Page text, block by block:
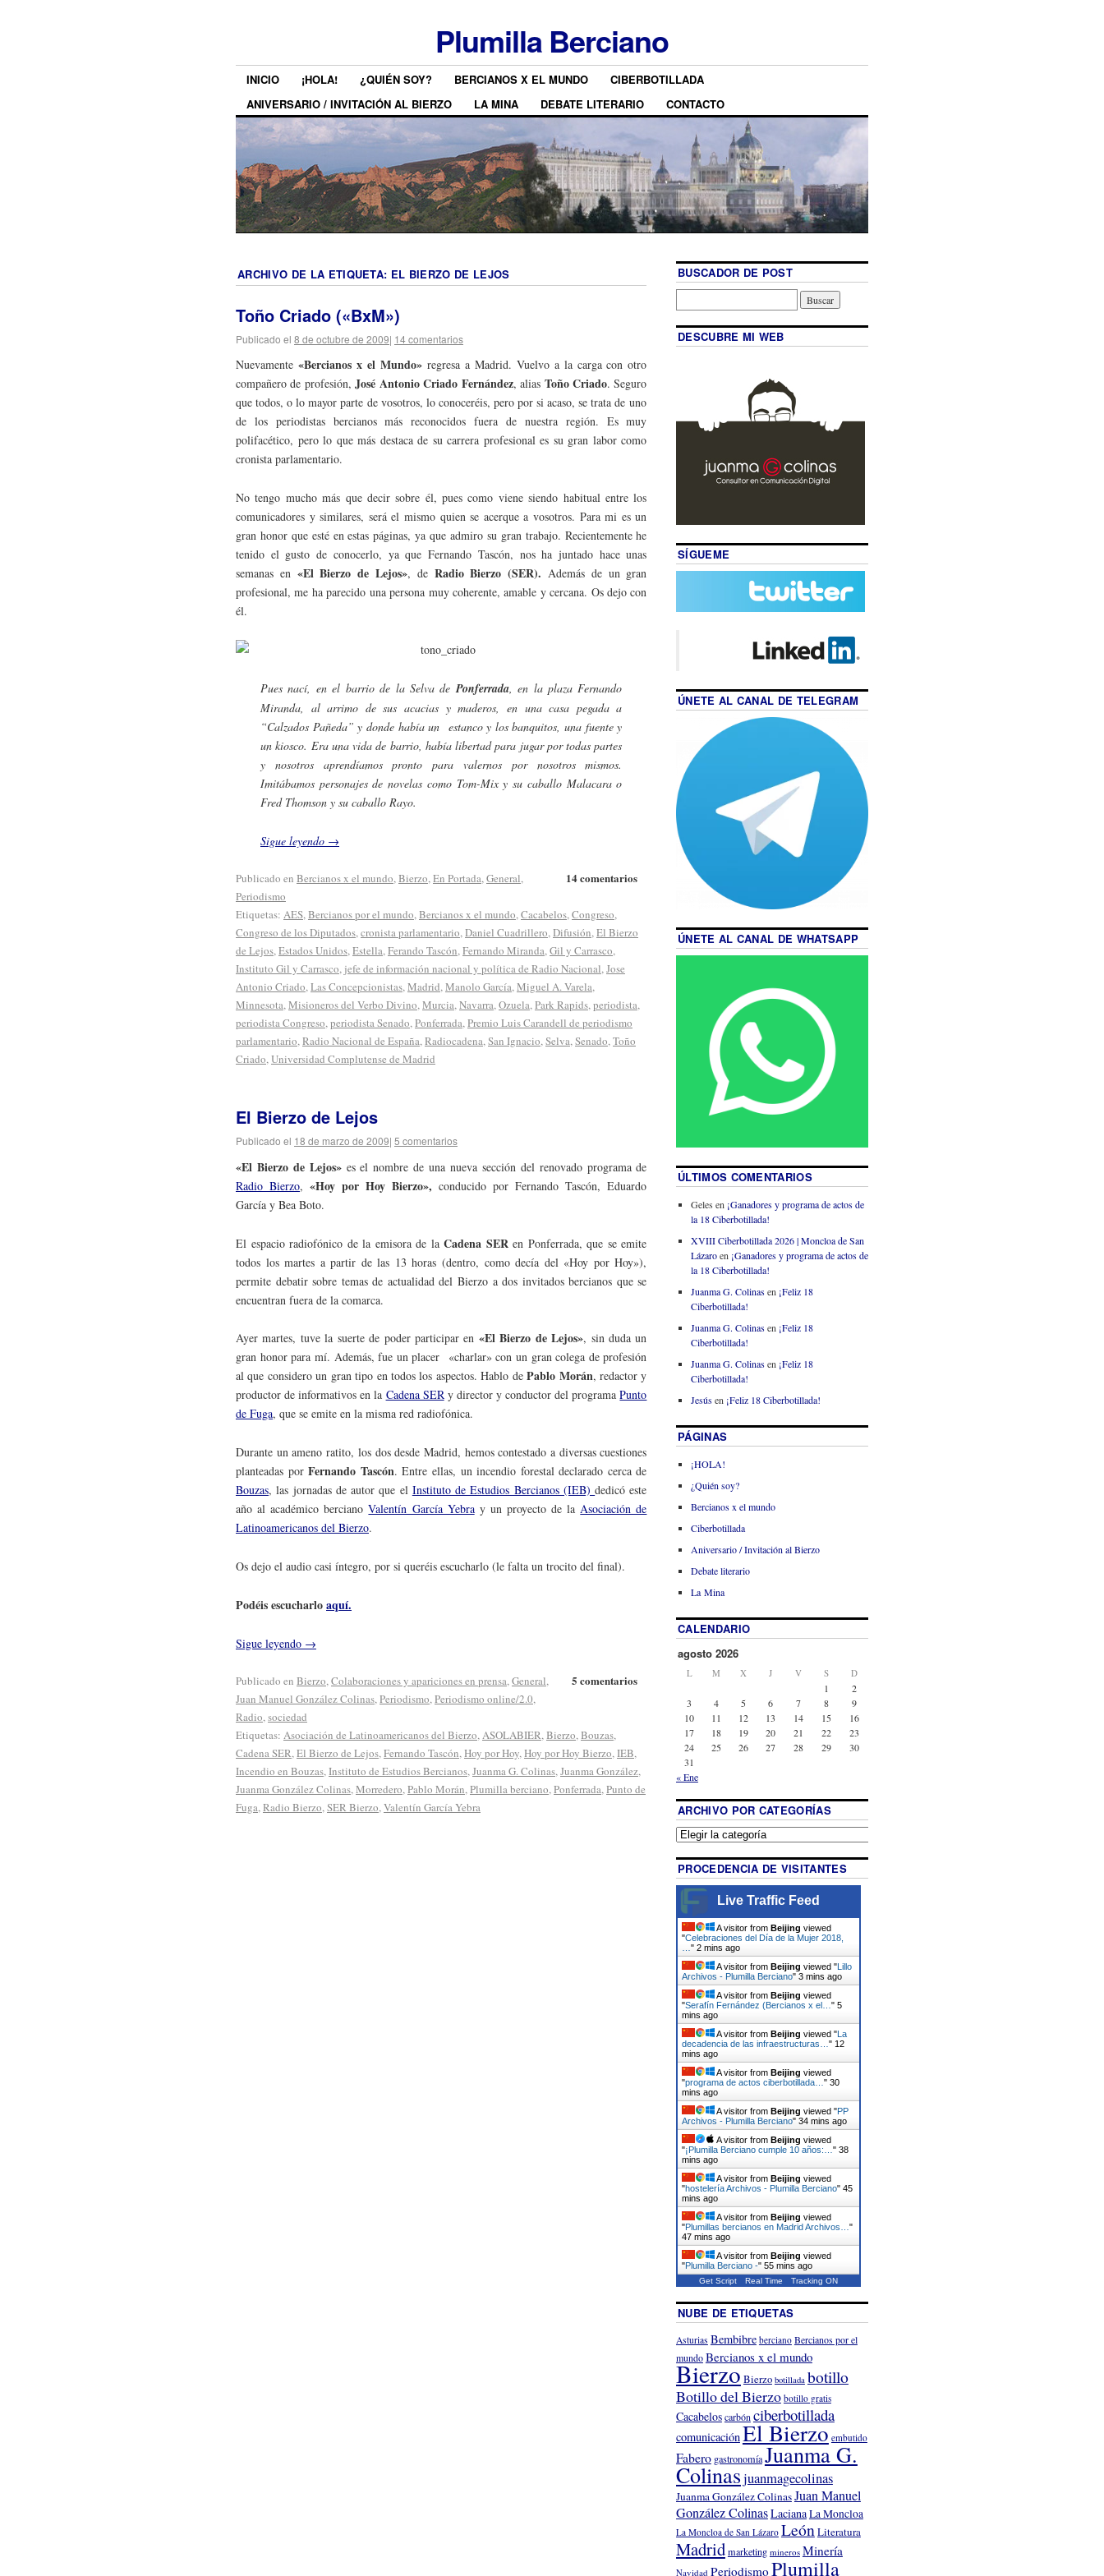
Plumilla Berciano
INICIO ¡HOLA! ¿QUIÉN SOY? BERCIANOS X EL MUNDO
CIBERBOTILLADA
ANIVERSARIO / INVITACIÓN AL BIERZO
LA MINA DEBATE LITERARIO CONTACTO
ARCHIVO DE LA ETIQUETA: EL BIERZO DE LEJOS
Toño Criado («BxM»)
Publicado el 8 de octubre de 2009| 14 comentarios
Nuevamente «Bercianos x el Mundo»regresa a Madrid. Vuelvo a la carga con otro
compañero de profesión,José Antonio Criado Fernández, alias Toño Criado. Seguro
que todos, o lo mayor parte de vosotros, lo conoceréis, pero por si acaso, se trata de uno
de los periodistas bercianos más reconocidos fuera de nuestra región. Es muy
polifacético, pero lo que más destaca de su carrera profesional es su gran labor como
cronista parlamentario.
No tengo mucho más que decir sobre él, pues como viene siendo habitual entre los
comunicadores y similares, será el mismo quien se acerque a vosotros. Para mi es un
gran honor que esté en estas páginas, ya que admiro su gran trabajo. Recientemente he
tenido el gusto de conocerlo, ya que Fernando Tascón, nos ha juntado hace unas
semanas en «El Bierzo de Lejos», de Radio Bierzo(SER). Además de un gran
profesional, me ha parecido una persona muy coherente, amable y cercana. Os dejo con
él.
Pues nací, en el barrio de la Selva de Ponferrada, en la plaza Fernando
Miranda, al arrimo de sus acacias y maderos, en una casa pegada a
“Calzados Pañeda” y donde había un estanco y los banquitos, una fuente y
un kiosco. Era una vida de barrio, había libertad para jugar por todas partes
y nosotros aprendíamos pronto para valernos por nosotros mismos.
Imitábamos personajes de novelas como Tom-Mix y su caballo Malacara o
Fred Thomson y su caballo Rayo.
Sigue leyendo →
14 comentarios
Publicado en Bercianos x el mundo,Bierzo,En Portada,General,
Periodismo
Etiquetas: AES,Bercianos por el mundo,Bercianos x el mundo,Cacabelos,Congreso,
Congreso de los Diputados,cronista parlamentario,Daniel Cuadrillero,Difusión,El Bierzo
de Lejos,Estados Unidos,Estella,Ferando Tascón,Fernando Miranda,Gil y Carrasco,
Instituto Gil y Carrasco, jefe de información nacional y política de Radio Nacional,Jose
Antonio Criado,Las Concepcionistas,Madrid,Manolo García,Miguel A. Varela,
Minnesota,Misioneros del Verbo Divino,Murcia,Navarra,Ozuela,Park Rapids,periodista,
periodista Congreso,periodista Senado,Ponferrada,Premio Luis Carandell de periodismo
parlamentario,Radio Nacional de España,Radiocadena,San Ignacio,Selva,Senado,Toño
Criado,Universidad Complutense de Madrid
El Bierzo de Lejos
Publicado el 18 de marzo de 2009| 5 comentarios
«El Bierzo de Lejos»es el nombre de una nueva sección del renovado programa de
Radio Bierzo, «Hoy por Hoy Bierzo»,conducido por Fernando Tascón, Eduardo
García y Bea Boto.
El espacio radiofónico de la emisora de laCadena SER en Ponferrada, que se emite
todos los martes a partir de las 13 horas (dentro, como decía del «Hoy por Hoy»),
permite debatir sobre temas de actualidad del Bierzo a dos invitados bercianos que se
encuentran fuera de la comarca.
Ayer martes, tuve la suerte de poder participar en «El Bierzo de Lejos», sin duda un
gran honor para mí. Además, fue un placer «charlar» con un gran colega de profesión
al que considero un gran tipo en todos los aspectos. Hablo dePablo Morán, redactor y
productor de informativos en la Cadena SERy director y conductor del programaPunto
de Fuga, que se emite en la misma red radiofónica.
Durante un ameno ratito, los dos desde Madrid, hemos contestado a diversas cuestiones
planteadas porFernando Tascón. Entre ellas, un incendio forestal declarado cerca de
Bouzas, las jornadas de autor que el Instituto de Estudios Bercianos (IEB)dedicó este
año al académico bercianoValentín García Yebray un proyecto de laAsociación de
Latinoamericanos del Bierzo.
Os dejo el audio casi íntegro, por si queréis escucharlo (le falta un trocito del final).
Podéis escucharloaquí.
Sigue leyendo →
5 comentarios
Publicado en Bierzo,Colaboraciones y apariciones en prensa,General,
Juan Manuel González Colinas,Periodismo,Periodismo online/2.0,
Radio,sociedad
Etiquetas: Asociación de Latinoamericanos del Bierzo,ASOLABIER,Bierzo,Bouzas,
Cadena SER,El Bierzo de Lejos,Fernando Tascón,Hoy por Hoy,Hoy por Hoy Bierzo,IEB,
Incendio en Bouzas,Instituto de Estudios Bercianos,Juanma G. Colinas,Juanma González,
Juanma González Colinas,Morredero,Pablo Morán,Plumilla berciano,Ponferrada,Punto de
Fuga,Radio Bierzo,SER Bierzo,Valentín García Yebra
BUSCADOR DE POST
DESCUBRE MI WEB
SÍGUEME
ÚNETE AL CANAL DE TELEGRAM
ÚNETE AL CANAL DE WHATSAPP
ÚLTIMOS COMENTARIOS
Geles en ¡Ganadores y programa de actos de
la 18 Ciberbotillada!
XVIII Ciberbotillada 2026 | Moncloa de San
Lázaroen ¡Ganadores y programa de actos de
la 18 Ciberbotillada!
Juanma G. Colinasen ¡Feliz 18
Ciberbotillada!
Juanma G. Colinasen ¡Feliz 18
Ciberbotillada!
Juanma G. Colinasen ¡Feliz 18
Ciberbotillada!
Jesúsen ¡Feliz 18 Ciberbotillada!
PÁGINAS
¡HOLA!
¿Quién soy?
Bercianos x el mundo
Ciberbotillada
Aniversario / Invitación al Bierzo
Debate literario
La Mina
CALENDARIO
agosto 2026
L M X J V S D
1
2
3
4 5 6 7 8
9
10
11 12 13 14 15
16
17
18 19 20 21 22
23
24
25 26 27 28 29
30
31
« Ene
ARCHIVO POR CATEGORÍAS
PROCEDENCIA DE VISITANTES
Live Traffic Feed
A visitor from Beijing viewed
"Celebraciones del Día de la Mujer 2018,
" 2 mins ago
A visitor from Beijing viewed "Lillo
Archivos - Plumilla Berciano" 4 mins ago
A visitor from Beijing viewed
"Serafín Fernández (Bercianos x el… " 5
mins ago
A visitor from Beijing viewed "La
decadencia de las infraestructuras… " 12
mins ago
A visitor from Beijing viewed
"programa de actos ciberbotillada… " 30
mins ago
A visitor from Beijing viewed "PP
Archivos - Plumilla Berciano" 34 mins ago
A visitor from Beijing viewed
"¡Plumilla Berciano cumple 10 años:… " 38
mins ago
A visitor from Beijing viewed
"hostelería Archivos - Plumilla Berciano" 45
mins ago
A visitor from Beijing viewed
"Plumillas bercianos en Madrid Archivos… "
47 mins ago
A visitor from Beijing viewed
"Plumilla Berciano -" 55 mins ago
Get Script Real Time Tracking ON
NUBE DE ETIQUETAS
Asturias Bembibre berciano Bercianos por el
mundoBercianos x el mundo
BierzoBierzo botillada botillo
Botillo del Bierzo botillo gratis
Cacabeloscarbón ciberbotillada
comunicaciónEl Bierzo embutido
Fabero gastronomíaJuanma G.
Colinasjuanmagecolinas
Juanma González ColinasJuan Manuel
González ColinasLacianaLa Moncloa
La Moncloa de San Lázaro LeónLiteratura
Madridmarketing mineros Minería
Navidad PeriodismoPlumilla